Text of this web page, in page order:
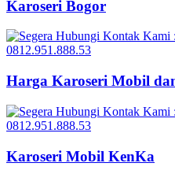
Karoseri Bogor
Harga Karoseri Mobil
Karoseri Mobil KenKa